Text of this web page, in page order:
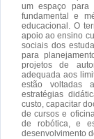
um espaço para
fundamental e
educacional. O
apoio ao ensino
sociais dos
para
projetos de
adequada aos
estão voltadas
estratégias
custo, capacitar
de cursos e
de robótica, e
desenvolvimento